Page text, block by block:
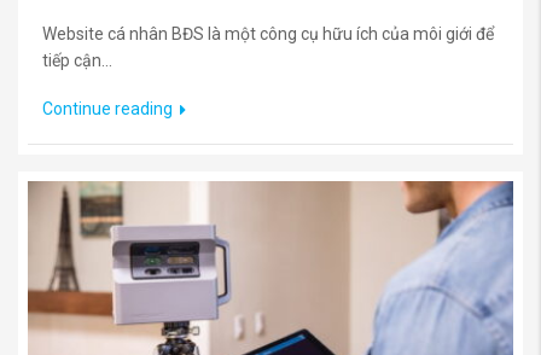
Website cá nhân BĐS là một công cụ hữu ích của môi giới để
tiếp cận...
Continue reading